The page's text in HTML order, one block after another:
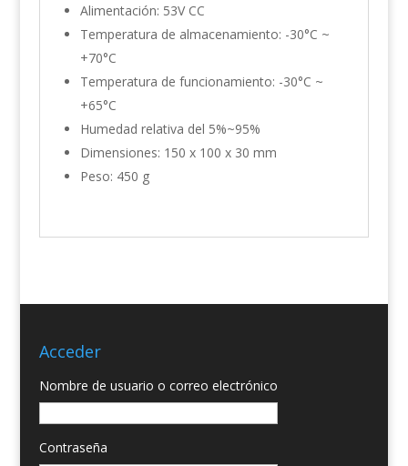
Alimentación: 53V CC
Temperatura de almacenamiento: -30°C ~
+70°C
Temperatura de funcionamiento: -30°C ~
+65°C
Humedad relativa del 5%~95%
Dimensiones: 150 x 100 x 30 mm
Peso: 450 g
Acceder
Nombre de usuario o correo electrónico
Contraseña